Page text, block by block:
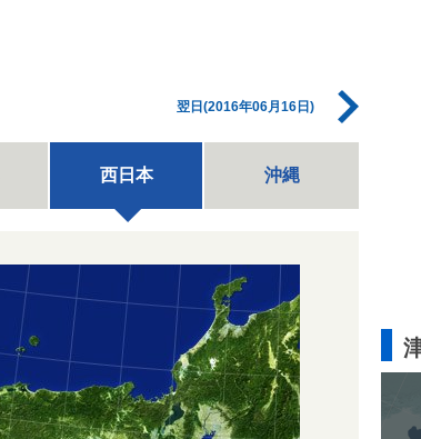
翌日(2016年06月16日)
西日本 沖縄